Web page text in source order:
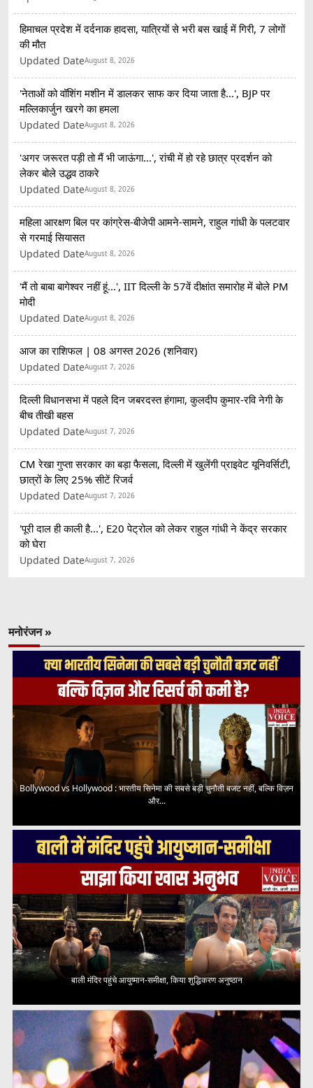
हिमाचल प्रदेश में दर्दनाक हादसा, यात्रियों से भरी बस खाई में गिरी, 7 लोगों
की मौत
Updated DateAugust 8, 2026
'नेताओं को वॉशिंग मशीन में डालकर साफ कर दिया जाता है...', BJP पर
मल्लिकार्जुन खरगे का हमला
Updated DateAugust 8, 2026
'अगर जरूरत पड़ी तो मैं भी जाऊंगा...', रांची में हो रहे छात्र प्रदर्शन को
लेकर बोले उद्धव ठाकरे
Updated DateAugust 8, 2026
महिला आरक्षण बिल पर कांग्रेस-बीजेपी आमने-सामने, राहुल गांधी के पलटवार
से गरमाई सियासत
Updated DateAugust 8, 2026
'मैं तो बाबा बागेश्वर नहीं हूं...', IIT दिल्ली के 57वें दीक्षांत समारोह में बोले PM
मोदी
Updated DateAugust 8, 2026
आज का राशिफल | 08 अगस्त 2026 (शनिवार)
Updated DateAugust 7, 2026
दिल्ली विधानसभा में पहले दिन जबरदस्त हंगामा, कुलदीप कुमार-रवि नेगी के
बीच तीखी बहस
Updated DateAugust 7, 2026
CM रेखा गुप्ता सरकार का बड़ा फैसला, दिल्ली में खुलेंगी प्राइवेट यूनिवर्सिटी,
छात्रों के लिए 25% सीटें रिजर्व
Updated DateAugust 7, 2026
'पूरी दाल ही काली है...', E20 पेट्रोल को लेकर राहुल गांधी ने केंद्र सरकार
को घेरा
Updated DateAugust 7, 2026
मनोरंजन »
Bollywood vs Hollywood : भारतीय सिनेमा की सबसे बड़ी चुनौती बजट नहीं, बल्कि विज़न
और...
बाली मंदिर पहुंचे आयुष्मान-समीक्षा, किया शुद्धिकरण अनुष्ठान